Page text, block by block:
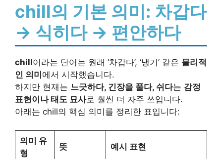
chill의 기본 의미: 차갑다
→ 식히다 → 편안하다
chill이라는 단어는 원래 ‘차갑다’, ‘냉기’ 같은 물리적
인 의미에서 시작했습니다.
하지만 현재는 느긋하다, 긴장을 풀다, 쉬다는 감정
표현이나 태도 묘사로 훨씬 더 자주 쓰입니다.
아래는 chill의 핵심 의미를 정리한 표입니다:
의미 유
형
뜻 예시 표현